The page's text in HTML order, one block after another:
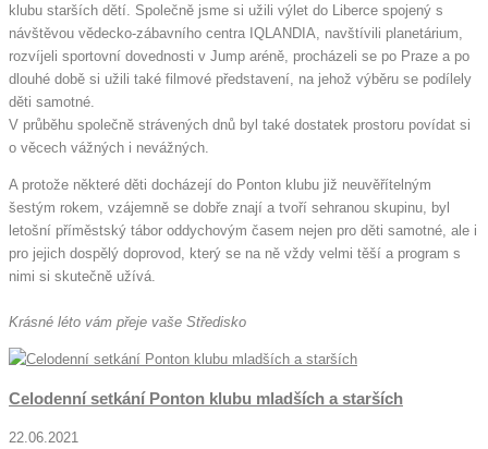
klubu starších dětí. Společně jsme si užili výlet do Liberce spojený s
návštěvou vědecko-zábavního centra IQLANDIA, navštívili planetárium,
rozvíjeli sportovní dovednosti v Jump aréně, procházeli se po Praze a po
dlouhé době si užili také filmové představení, na jehož výběru se podílely
děti samotné.
V průběhu společně strávených dnů byl také dostatek prostoru povídat si
o věcech vážných i nevážných.
A protože některé děti docházejí do Ponton klubu již neuvěřítelným
šestým rokem, vzájemně se dobře znají a tvoří sehranou skupinu, byl
letošní příměstský tábor oddychovým časem nejen pro děti samotné, ale i
pro jejich dospělý doprovod, který se na ně vždy velmi těší a program s
nimi si skutečně užívá.
Krásné léto vám přeje vaše Středisko
Celodenní setkání Ponton klubu mladších a starších
22.06.2021